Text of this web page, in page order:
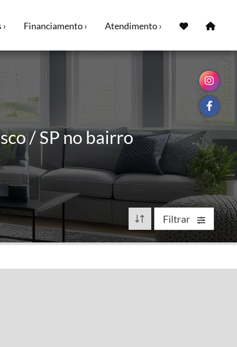
Financiamento › Atendimento ›
/ SP no bairro
Filtrar